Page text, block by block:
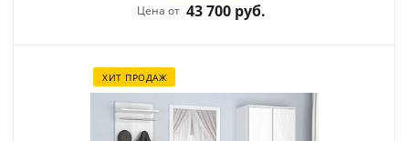
Цена от 43 700 руб.
ХИТ ПРОДАЖ